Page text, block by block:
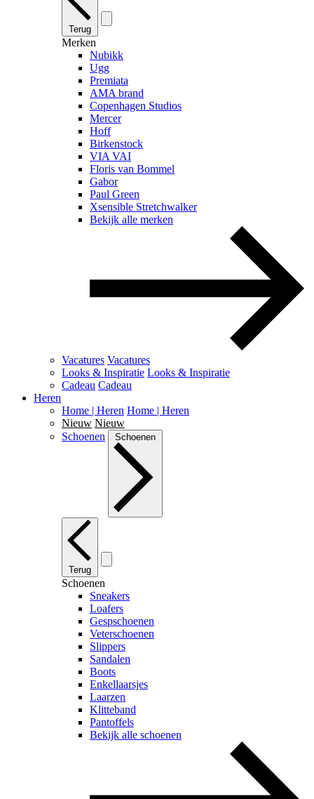
Terug
Merken
Nubikk
Ugg
Premiata
AMA brand
Copenhagen Studios
Mercer
Hoff
Birkenstock
VIA VAI
Floris van Bommel
Gabor
Paul Green
Xsensible Stretchwalker
Bekijk alle merken
Vacatures Vacatures
Looks & Inspiratie Looks & Inspiratie
Cadeau Cadeau
Heren
Home | Heren Home | Heren
Nieuw Nieuw
Schoenen
Schoenen
Terug
Schoenen
Sneakers
Loafers
Gespschoenen
Veterschoenen
Slippers
Sandalen
Boots
Enkellaarsjes
Laarzen
Klitteband
Pantoffels
Bekijk alle schoenen